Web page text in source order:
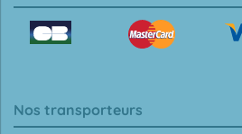
Nos transporteurs